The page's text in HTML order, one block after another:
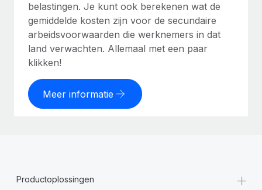
belastingen. Je kunt ook berekenen wat de
gemiddelde kosten zijn voor de secundaire
arbeidsvoorwaarden die werknemers in dat
land verwachten. Allemaal met een paar
klikken!
Meer informatie
Productoplossingen +